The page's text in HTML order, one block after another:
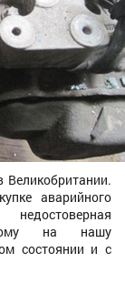
Великобритании.
аварийного
на нашу
состоянии и с